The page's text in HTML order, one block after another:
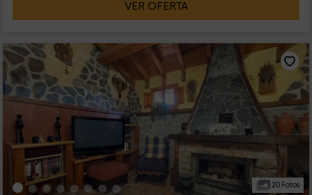
VER OFERTA
20 Fotos